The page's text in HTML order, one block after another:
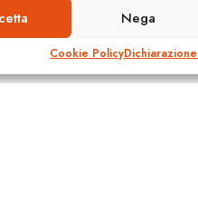
Nega
Cookie Policy